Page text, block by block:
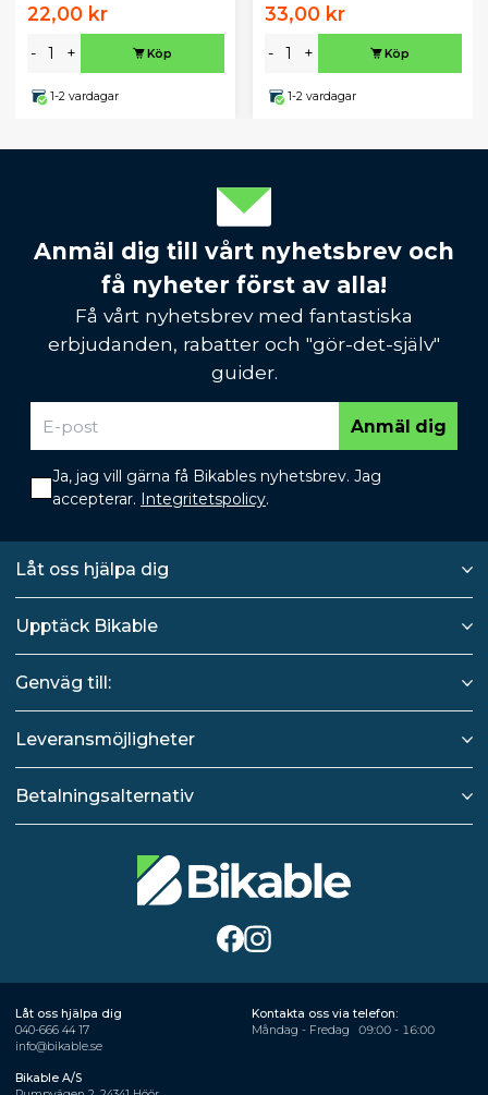
22,00 kr
- + Köp
1-2 vardagar
33,00 kr
- + Köp
1-2 vardagar
Anmäl dig till vårt nyhetsbrev och
få nyheter först av alla!
Få vårt nyhetsbrev med fantastiska
erbjudanden, rabatter och "gör-det-själv"
guider.
Anmäl dig
Ja, jag vill gärna få Bikables nyhetsbrev. Jag
accepterar. Integritetspolicy.
Låt oss hjälpa dig
Upptäck Bikable
Genväg till:
Leveransmöjligheter
Betalningsalternativ
Låt oss hjälpa dig
040-666 44 17
info@bikable.se
Kontakta oss via telefon:
Måndag - Fredag
09:00 - 16:00
Bikable A/S